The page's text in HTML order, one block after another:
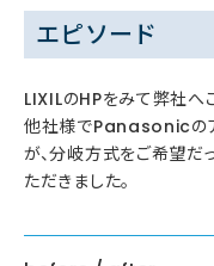
エピソード
LIXILのHPをみて弊社へ
他社様でPanasonicの
が、分岐方式をご希望だ
ただきました。